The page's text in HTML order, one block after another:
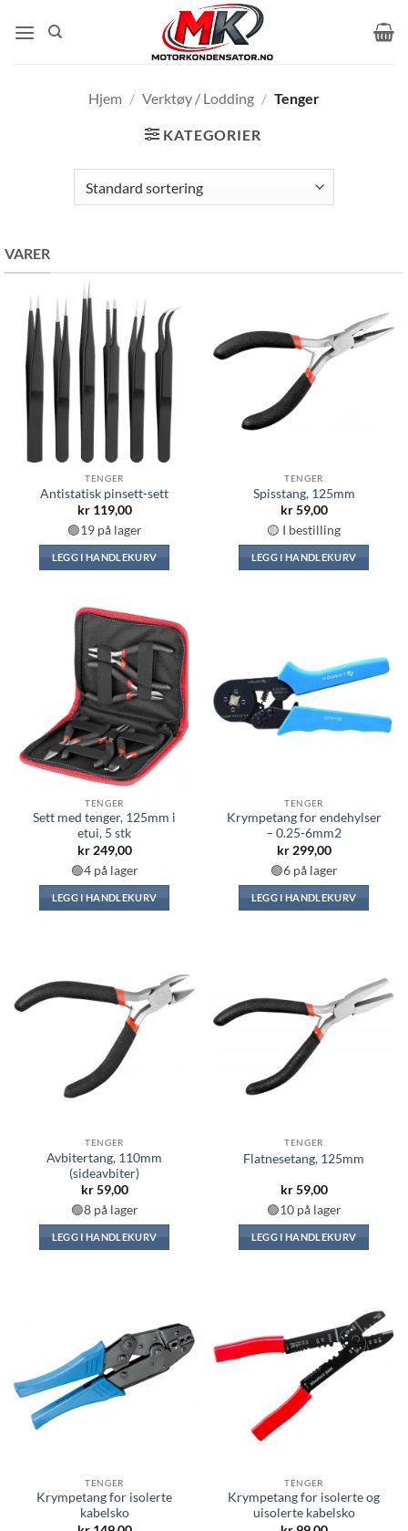
Hjem / Verktøy / Lodding / Tenger
KATEGORIER
VARER
TENGER
Antistatisk pinsett-sett
kr119,00
🟢19 på lager
LEGG I HANDLEKURV
TENGER
Spisstang, 125mm
kr59,00
🟡 I bestilling
LEGG I HANDLEKURV
TENGER
Sett med tenger, 125mm i
etui, 5 stk
kr249,00
🟢4 på lager
LEGG I HANDLEKURV
TENGER
Krympetang for endehylser
– 0.25-6mm2
kr299,00
🟢6 på lager
LEGG I HANDLEKURV
TENGER
Avbitertang, 110mm
(sideavbiter)
kr59,00
🟢8 på lager
LEGG I HANDLEKURV
TENGER
Flatnesetang, 125mm
kr59,00
🟢10 på lager
LEGG I HANDLEKURV
TENGER
Krympetang for isolerte
kabelsko
TENGER
Krympetang for isolerte og
uisolerte kabelsko